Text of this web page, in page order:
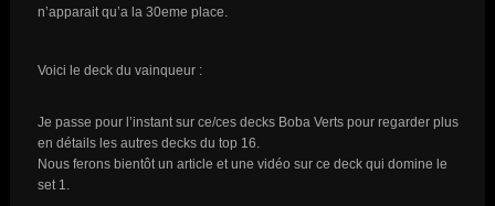
n’apparait qu’a la 30eme place.
Voici le deck du vainqueur :
Je passe pour l’instant sur ce/ces decks Boba Verts pour regarder plus
en détails les autres decks du top 16.
Nous ferons bientôt un article et une vidéo sur ce deck qui domine le
set 1.